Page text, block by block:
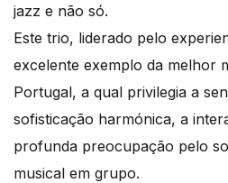
jazz e não só.
Este trio, liderado pelo
excelente exemplo da melhor
Portugal, a qual privilegia a
sofisticação harmónica, a
profunda preocupação pelo
musical em grupo.